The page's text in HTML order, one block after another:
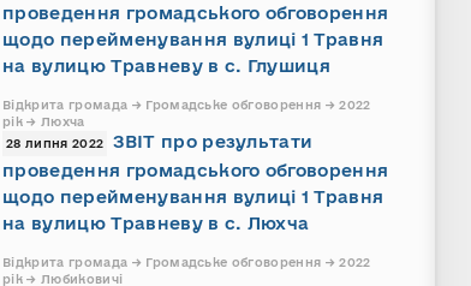
проведення громадського обговорення
щодо перейменування вулиці 1 Травня
на вулицю Травневу в с. Глушиця
Відкрита громада → Громадське обговорення → 2022
рік → Люхча
28 липня 2022
ЗВІТ про результати
проведення громадського обговорення
щодо перейменування вулиці 1 Травня
на вулицю Травневу в с. Люхча
Відкрита громада → Громадське обговорення → 2022
рік → Любиковичі